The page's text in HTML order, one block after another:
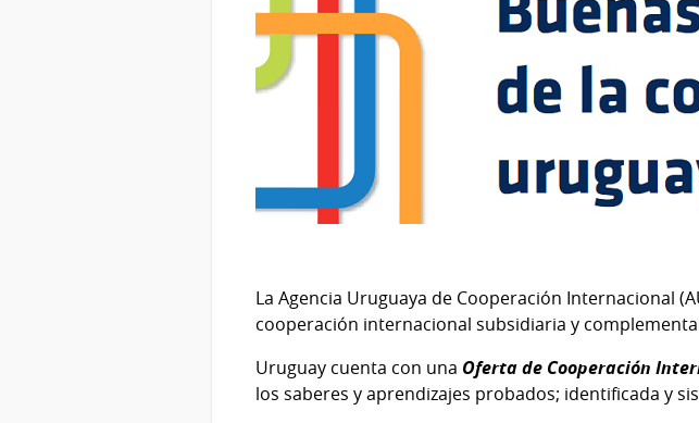
La Agencia Uruguaya de Cooperación Internacional
cooperación internacional subsidiaria y
Uruguay cuenta con una Oferta de Cooperación
los saberes y aprendizajes probados; identificada y